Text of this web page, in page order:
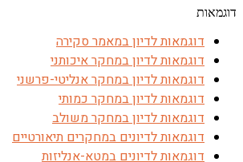
דוגמאות
דוגמאות לדיון במאמר סקירה
דוגמאות לדיון במחקר איכותני
דוגמאות לדיון במחקר אנליטי-פרשני
דוגמאות לדיון במחקר כמותי
דוגמאות לדיון במחקר משולב
דוגמאות לדיונים במחקרים תיאורטיים
דוגמאות לדיונים במטא-אנליזות